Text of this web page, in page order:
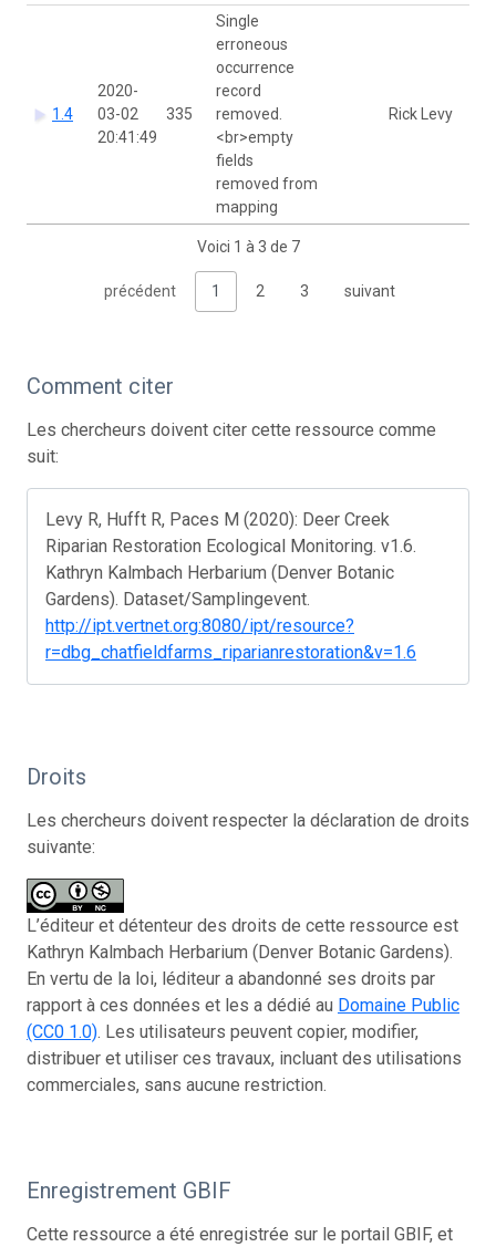
1.4
2020-
03-02
20:41:49
335
Single
erroneous
occurrence
record
removed.
<br>empty
fields
removed from
mapping
Rick Levy
Voici 1 à 3 de 7
précédent 1 2 3 suivant
Comment citer
Les chercheurs doivent citer cette ressource comme
suit:
Levy R, Hufft R, Paces M (2020): Deer Creek
Riparian Restoration Ecological Monitoring. v1.6.
Kathryn Kalmbach Herbarium (Denver Botanic
Gardens). Dataset/Samplingevent.
http://ipt.vertnet.org:8080/ipt/resource?
r=dbg_chatfieldfarms_riparianrestoration&v=1.6
Droits
Les chercheurs doivent respecter la déclaration de droits
suivante:
L’éditeur et détenteur des droits de cette ressource est
Kathryn Kalmbach Herbarium (Denver Botanic Gardens).
En vertu de la loi, léditeur a abandonné ses droits par
rapport à ces données et les a dédié au Domaine Public
(CC0 1.0). Les utilisateurs peuvent copier, modifier,
distribuer et utiliser ces travaux, incluant des utilisations
commerciales, sans aucune restriction.
Enregistrement GBIF
Cette ressource a été enregistrée sur le portail GBIF, et